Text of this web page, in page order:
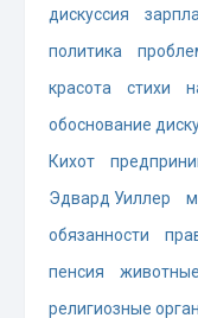
дискуссия
политика
красота
стихи
обоснование
Кихот
Эдвард Уиллер
обязанности
пенсия
животные
религиозные